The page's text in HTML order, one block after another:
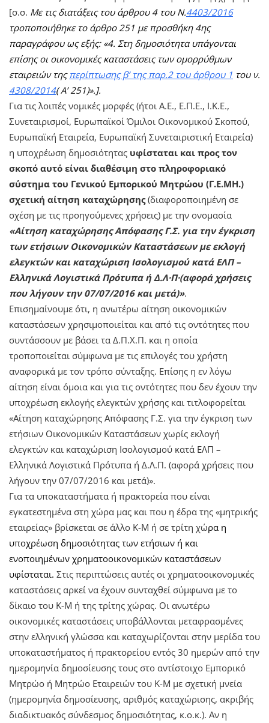
[σ.σ. Με τις διατάξεις του άρθρου 4 του Ν.4403/2016
τροποποιήθηκε το άρθρο 251 με προσθήκη 4ης
παραγράφου ως εξής: «4. Στη δημοσιότητα υπάγονται
επίσης οι οικονομικές καταστάσεις των ομορρύθμων
εταιρειών της περίπτωσης β’ της παρ.2 του άρθρου 1 του ν.
4308/2014( Α’ 251)».].
Για τις λοιπές νομικές μορφές (ήτοι Α.Ε., Ε.Π.Ε., Ι.Κ.Ε.,
Συνεταιρισμοί, Ευρωπαϊκοί Όμιλοι Οικονομικού Σκοπού,
Ευρωπαϊκή Εταιρεία, Ευρωπαϊκή Συνεταιριστική Εταιρεία)
η υποχρέωση δημοσιότητας υφίσταται και προς τον
σκοπό αυτό είναι διαθέσιμη στο πληροφοριακό
σύστημα του Γενικού Εμπορικού Μητρώου (Γ.Ε.ΜΗ.)
σχετική αίτηση καταχώρησης(διαφοροποιημένη σε
σχέση με τις προηγούμενες χρήσεις) με την ονομασία
«Αίτηση καταχώρησης Απόφασης Γ.Σ. για την έγκριση
των ετήσιων Οικονομικών Καταστάσεων με εκλογή
ελεγκτών και καταχώριση Ισολογισμού κατά ΕΛΠ –
Ελληνικά Λογιστικά Πρότυπα ή Δ.Λ·Π·(αφορά χρήσεις
που λήγουν την 07/07/2016 και μετά)».
Επισημαίνουμε ότι, η ανωτέρω αίτηση οικονομικών
καταστάσεων χρησιμοποιείται και από τις οντότητες που
συντάσσουν με βάσει τα Δ.Π.Χ.Π. και η οποία
τροποποιείται σύμφωνα με τις επιλογές του χρήστη
αναφορικά με τον τρόπο σύνταξης. Επίσης η εν λόγω
αίτηση είναι όμοια και για τις οντότητες που δεν έχουν την
υποχρέωση εκλογής ελεγκτών χρήσης και τιτλοφορείται
«Αίτηση καταχώρησης Απόφασης Γ.Σ. για την έγκριση των
ετήσιων Οικονομικών Καταστάσεων χωρίς εκλογή
ελεγκτών και καταχώριση Ισολογισμού κατά ΕΛΠ –
Ελληνικά Λογιστικά Πρότυπα ή Δ.Λ.Π. (αφορά χρήσεις που
λήγουν την 07/07/2016 και μετά)».
Για τα υποκαταστήματα ή πρακτορεία που είναι
εγκατεστημένα στη χώρα μας και που η έδρα της «μητρικής
εταιρείας» βρίσκεται σε άλλο Κ-Μ ή σε τρίτη χώρα η
υποχρέωση δημοσιότητας των ετήσιων ή και
ενοποιημένων χρηματοοικονομικών καταστάσεων
υφίσταται. Στις περιπτώσεις αυτές οι χρηματοοικονομικές
καταστάσεις αρκεί να έχουν συνταχθεί σύμφωνα με το
δίκαιο του Κ-Μ ή της τρίτης χώρας. Οι ανωτέρω
οικονομικές καταστάσεις υποβάλλονται μεταφρασμένες
στην ελληνική γλώσσα και καταχωρίζονται στην μερίδα του
υποκαταστήματος ή πρακτορείου εντός 30 ημερών από την
ημερομηνία δημοσίευσης τους στο αντίστοιχο Εμπορικό
Μητρώο ή Μητρώο Εταιρειών του Κ-Μ με σχετική μνεία
(ημερομηνία δημοσίευσης, αριθμός καταχώρισης, ακριβής
διαδικτυακός σύνδεσμος δημοσιότητας, κ.ο.κ.). Αν η